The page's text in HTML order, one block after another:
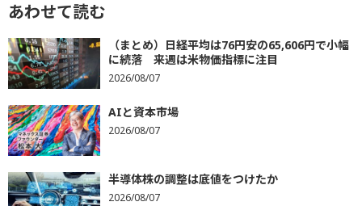
あわせて読む
（まとめ）日経平均は76円安の65,606円で小幅
に続落 来週は米物価指標に注目
2026/08/07
AIと資本市場
2026/08/07
半導体株の調整は底値をつけたか
2026/08/07